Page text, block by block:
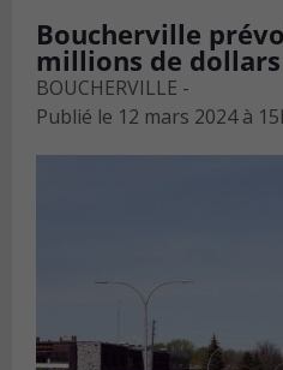
Boucherville
millions de dollars
BOUCHERVILLE -
Publié le 12 mars 2024 à